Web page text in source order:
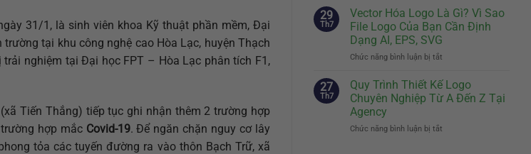
31/1, là sinh viên khoa Kỹ thuật phần mềm, Đại
tại khu công nghệ cao Hòa Lạc, huyện Thạch
nghiệm tại Đại học FPT – Hòa Lạc phân tích F1,
Tiến Thắng) tiếp tục ghi nhận thêm 2 trường hợp
hợp mắc Covid-19. Để ngăn chặn nguy cơ lây
tỏa các tuyến đường ra vào thôn Bạch Trữ, xã
Nghiệp
Chuyện
Thương
Xúc
Khách
Hay
Đến
Đâu
Quyết
Sáng
29
Th7
Vector Hóa Logo Là Gì? Vì Sao
File Logo Của Bạn Cần Định
Dạng AI, EPS, SVG
Chức năng bình luận bị tắt
Hóa
Logo
Là
27
Th7
Quy Trình Thiết Kế Logo
Chuyên Nghiệp Từ A Đến Z Tại
Agency
Chức năng bình luận bị tắt